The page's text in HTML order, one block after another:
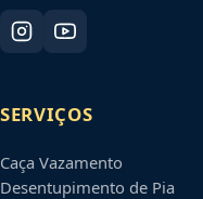
SERVIÇOS
Caça Vazamento
Desentupimento de Pia